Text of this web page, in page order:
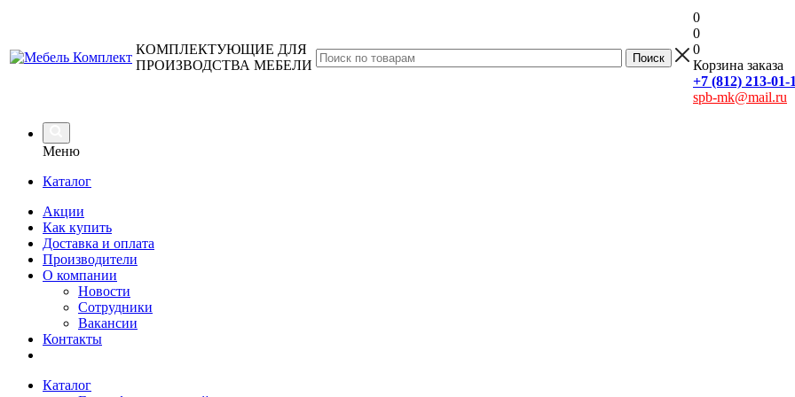
КОМПЛЕКТУЮЩИЕ ДЛЯ
ПРОИЗВОДСТВА МЕБЕЛИ
0
0
0
Корзина заказа
+7 (812) 213-01-
spb-mk@mail.ru
Меню
Каталог
Акции
Как купить
Доставка и оплата
Производители
О компании
Новости
Сотрудники
Вакансии
Контакты
Каталог